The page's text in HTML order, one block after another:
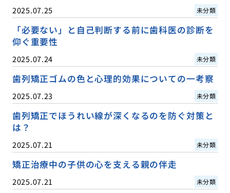
2025.07.25 未分類
「必要ない」と自己判断する前に歯科医の診断を
仰ぐ重要性
2025.07.24 未分類
歯列矯正ゴムの色と心理的効果についての一考察
2025.07.23 未分類
歯列矯正でほうれい線が深くなるのを防ぐ対策と
は？
2025.07.21 未分類
矯正治療中の子供の心を支える親の伴走
2025.07.21 未分類